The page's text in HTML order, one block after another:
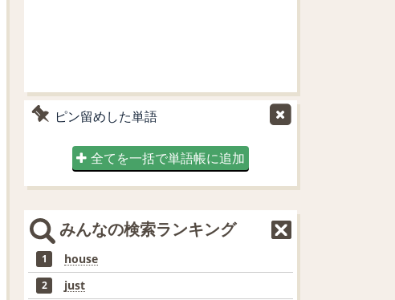
ピン留めした単語
全てを一括で単語帳に追加
みんなの検索ランキング
1 house
2 just